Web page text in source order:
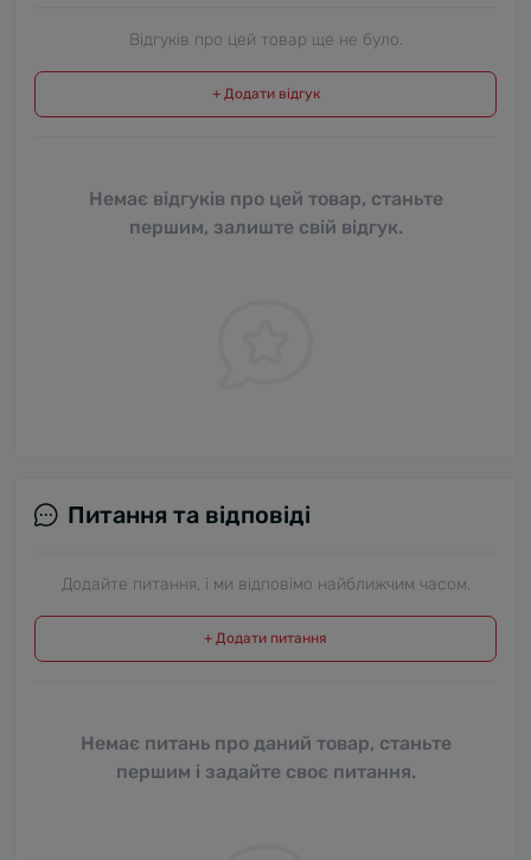
Відгуків про цей товар ще не було.
+ Додати відгук
Немає відгуків про цей товар, станьте
першим, залиште свій відгук.
Питання та відповіді
Додайте питання, і ми відповімо найближчим часом.
+ Додати питання
Немає питань про даний товар, станьте
першим і задайте своє питання.